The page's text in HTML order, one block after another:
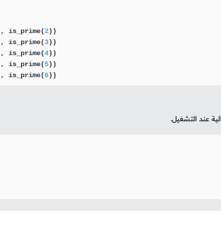
, is_prime(2
, is_prime(3
, is_prime(4
, is_prime(5
, is_prime(6))
عند التشغيل.